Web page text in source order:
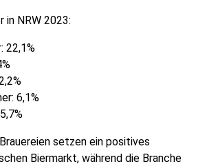
in NRW 2023:
22,1%
6,1%
setzen ein positives
Biermarkt, während die Branche